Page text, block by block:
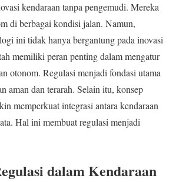
kendaraan tanpa pengemudi. Mereka
di berbagai kondisi jalan. Namun,
ini tidak hanya bergantung pada inovasi
memiliki peran penting dalam mengatur
otonom. Regulasi menjadi fondasi utama
aman dan terarah. Selain itu, konsep
memperkuat integrasi antara kendaraan
Hal ini membuat regulasi menjadi
dalam Kendaraan